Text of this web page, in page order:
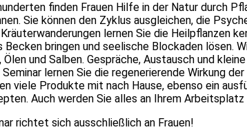
finden Frauen Hilfe in der Natur durch
Sie können den Zyklus ausgleichen, die
lernen Sie die Heilpflanzen
Becken bringen und seelische Blockaden lösen.
Ölen und Salben. Gespräche, Austausch und
lernen Sie die regenerierende Wirkung
viele Produkte mit nach Hause, ebenso ein
Auch werden Sie alles an Ihrem Arbeitsplatz
richtet sich ausschließlich an Frauen!